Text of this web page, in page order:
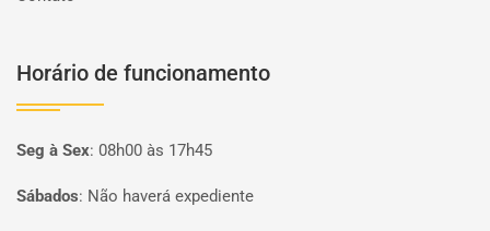
Horário de funcionamento
Seg à Sex: 08h00 às 17h45
Sábados: Não haverá expediente